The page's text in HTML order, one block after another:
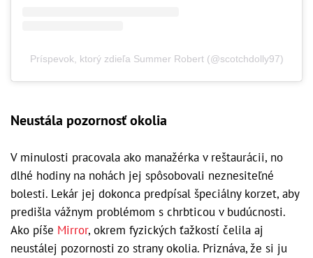
Príspevok, ktorý zdieľa Summer Robert (@scotchdolly97)
Neustála pozornosť okolia
V minulosti pracovala ako manažérka v reštaurácii, no
dlhé hodiny na nohách jej spôsobovali neznesiteľné
bolesti. Lekár jej dokonca predpísal špeciálny korzet, aby
predišla vážnym problémom s chrbticou v budúcnosti.
Ako píše Mirror, okrem fyzických ťažkostí čelila aj
neustálej pozornosti zo strany okolia. Priznáva, že si ju